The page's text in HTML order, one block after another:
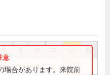
祝
● ● ●
場合があります。来院前